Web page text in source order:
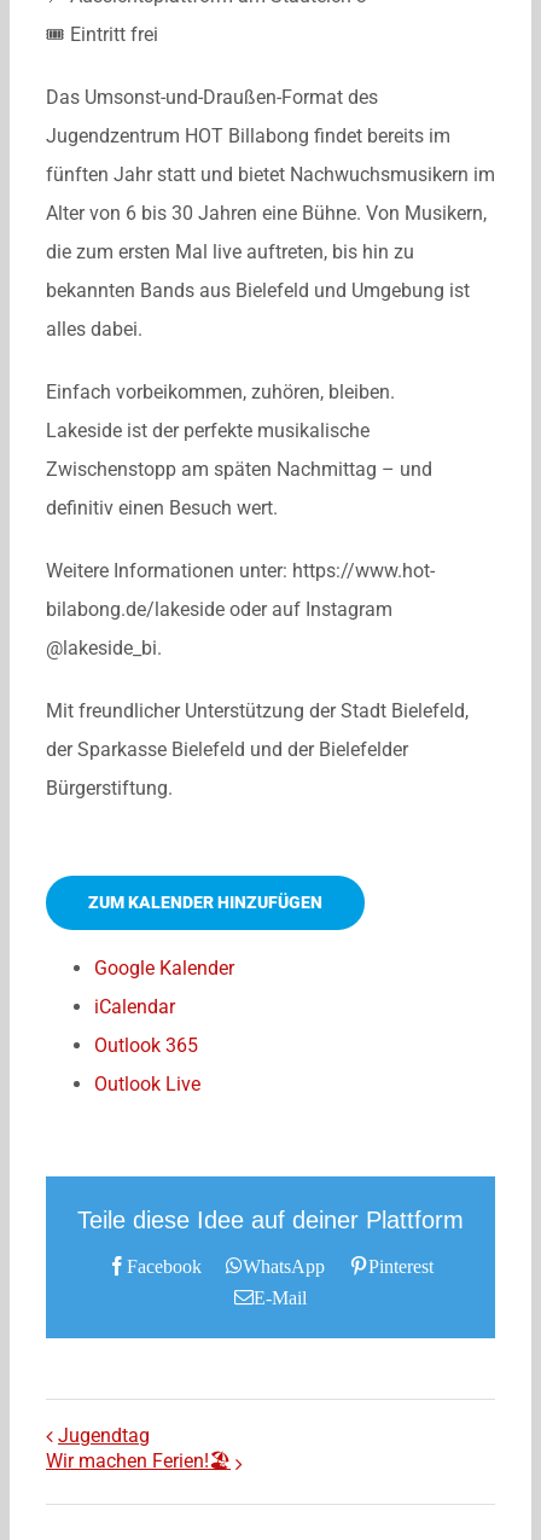
🎟 Eintritt frei
Das Umsonst-und-Draußen-Format des
Jugendzentrum HOT Billabong findet bereits im
fünften Jahr statt und bietet Nachwuchsmusikern im
Alter von 6 bis 30 Jahren eine Bühne. Von Musikern,
die zum ersten Mal live auftreten, bis hin zu
bekannten Bands aus Bielefeld und Umgebung ist
alles dabei.
Einfach vorbeikommen, zuhören, bleiben.
Lakeside ist der perfekte musikalische
Zwischenstopp am späten Nachmittag – und
definitiv einen Besuch wert.
Weitere Informationen unter: https://www.hot-
bilabong.de/lakeside oder auf Instagram
@lakeside_bi.
Mit freundlicher Unterstützung der Stadt Bielefeld,
der Sparkasse Bielefeld und der Bielefelder
Bürgerstiftung.
ZUM KALENDER HINZUFÜGEN
Google Kalender
iCalendar
Outlook 365
Outlook Live
Teile diese Idee auf deiner Plattform
Facebook WhatsApp
Pinterest
E-Mail
Jugendtag
Wir machen Ferien!🏖️